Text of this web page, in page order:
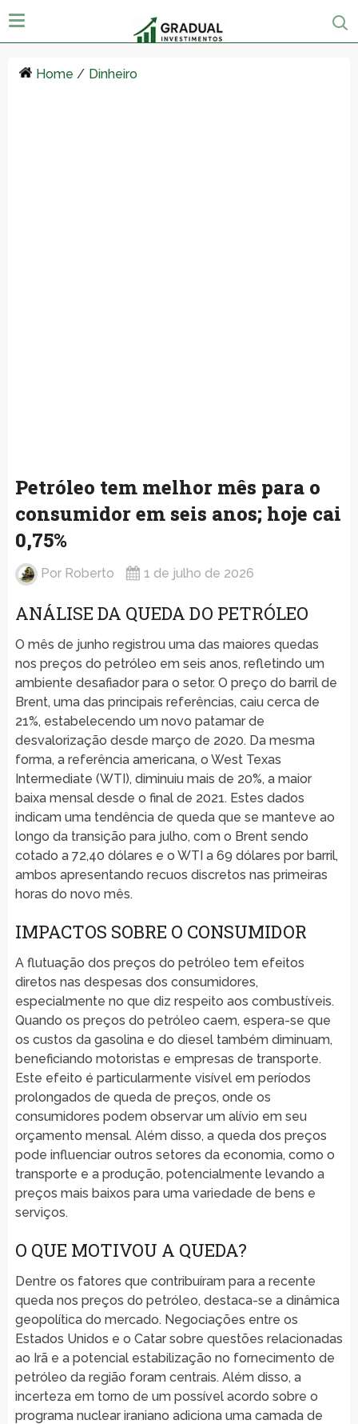
Home / Dinheiro
Petróleo tem melhor mês para o
consumidor em seis anos; hoje cai
0,75%
Por Roberto 1 de julho de 2026
ANÁLISE DA QUEDA DO PETRÓLEO
O mês de junho registrou uma das maiores quedas
nos preços do petróleo em seis anos, refletindo um
ambiente desafiador para o setor. O preço do barril de
Brent, uma das principais referências, caiu cerca de
21%, estabelecendo um novo patamar de
desvalorização desde março de 2020. Da mesma
forma, a referência americana, o West Texas
Intermediate (WTI), diminuiu mais de 20%, a maior
baixa mensal desde o final de 2021. Estes dados
indicam uma tendência de queda que se manteve ao
longo da transição para julho, com o Brent sendo
cotado a 72,40 dólares e o WTI a 69 dólares por barril,
ambos apresentando recuos discretos nas primeiras
horas do novo mês.
IMPACTOS SOBRE O CONSUMIDOR
A flutuação dos preços do petróleo tem efeitos
diretos nas despesas dos consumidores,
especialmente no que diz respeito aos combustíveis.
Quando os preços do petróleo caem, espera-se que
os custos da gasolina e do diesel também diminuam,
beneficiando motoristas e empresas de transporte.
Este efeito é particularmente visível em períodos
prolongados de queda de preços, onde os
consumidores podem observar um alívio em seu
orçamento mensal. Além disso, a queda dos preços
pode influenciar outros setores da economia, como o
transporte e a produção, potencialmente levando a
preços mais baixos para uma variedade de bens e
serviços.
O QUE MOTIVOU A QUEDA?
Dentre os fatores que contribuíram para a recente
queda nos preços do petróleo, destaca-se a dinâmica
geopolítica do mercado. Negociações entre os
Estados Unidos e o Catar sobre questões relacionadas
ao Irã e a potencial estabilização no fornecimento de
petróleo da região foram centrais. Além disso, a
incerteza em torno de um possível acordo sobre o
programa nuclear iraniano adiciona uma camada de